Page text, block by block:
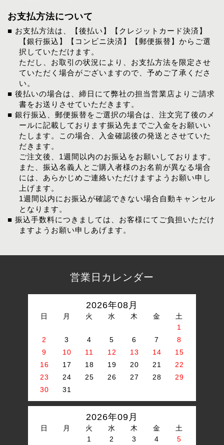
お支払方法について
■ お支払方法は、【後払い】【クレジットカード決済】
【銀行振込】【コンビニ決済】【郵便振替】からご選
択していただけます。
ただし、お取引の状況により、お支払方法を限定させ
ていただく場合がございますので、予めご了承くださ
い。
■ 後払いの場合は、締日にて弊社の担当営業店よりご請求
書をお送りさせていただきます。
■ 銀行振込、郵便振替をご選択の場合は、注文完了後のメ
ールに記載しております振込先までご入金をお願いい
たします。この場合、入金確認後の発送とさせていた
だきます。
ご注文後、1週間以内のお振込をお願いしております。
また、振込名義人とご購入者様のお名前が異なる場合
には、あらかじめご連絡いただけますようお願い申し
上げます。
1週間以内にお振込が確認できない場合自動キャンセル
となります。
■ 振込手数料につきましては、お客様にてご負担いただけ
ますようお願い申しあげます。
営業日カレンダー
2026年08月
日 月 火 水 木 金
土
1
2
3 4 5 6 7
8
9
10 11 12 13 14
15
16
17 18 19 20 21
22
23
24 25 26 27 28
29
30
31
2026年09月
日 月 火 水 木 金
土
1
2 3 4 5